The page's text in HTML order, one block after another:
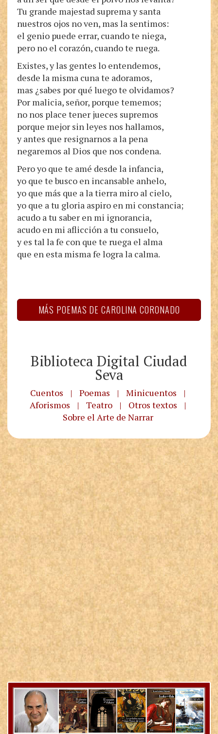
Tu grande majestad suprema y santa
nuestros ojos no ven, mas la sentimos:
el genio puede errar, cuando te niega,
pero no el corazón, cuando te ruega.
Existes, y las gentes lo entendemos,
desde la misma cuna te adoramos,
mas ¿sabes por qué luego te olvidamos?
Por malicia, señor, porque tememos;
no nos place tener jueces supremos
porque mejor sin leyes nos hallamos,
y antes que resignarnos a la pena
negaremos al Dios que nos condena.
Pero yo que te amé desde la infancia,
yo que te busco en incansable anhelo,
yo que más que a la tierra miro al cielo,
yo que a tu gloria aspiro en mi constancia;
acudo a tu saber en mi ignorancia,
acudo en mi aflicción a tu consuelo,
y es tal la fe con que te ruega el alma
que en esta misma fe logra la calma.
MÁS POEMAS DE CAROLINA CORONADO
Biblioteca Digital Ciudad
Seva
Cuentos | Poemas | Minicuentos
|
Aforismos
| Teatro | Otros textos
|
Sobre el Arte de Narrar